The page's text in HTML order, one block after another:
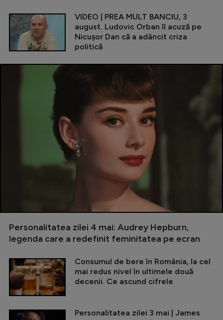
VIDEO | PREA MULT BANCIU, 3
august. Ludovic Orban îl acuză pe
Nicușor Dan că a adâncit criza
politică
Personalitatea zilei 4 mai: Audrey Hepburn,
legenda care a redefinit feminitatea pe ecran
Consumul de bere în România, la cel
mai redus nivel în ultimele două
decenii. Ce ascund cifrele
Personalitatea zilei 3 mai | James